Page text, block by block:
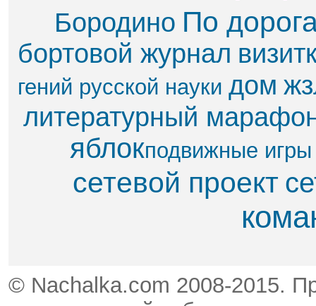
Бородино По
бортовой журнал
гений русской науки дом
литературный
яблок​подвижные игры
сетевой проект
© Nachalka.com 2008-2015.